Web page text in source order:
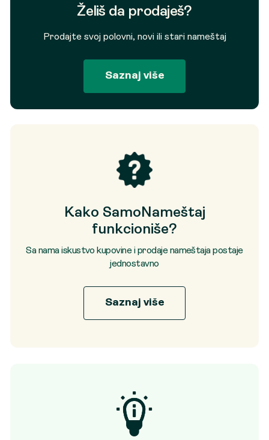
Želiš da prodaješ?
Prodajte svoj polovni, novi ili stari nameštaj
Saznaj više
Kako SamoNameštaj
funkcioniše?
Sa nama iskustvo kupovine i prodaje nameštaja postaje
jednostavno
Saznaj više